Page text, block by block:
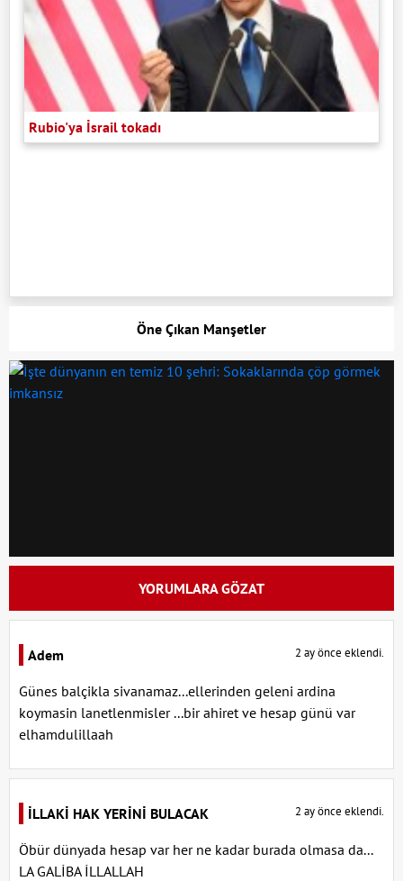
Rubio'ya İsrail tokadı
Öne Çıkan Manşetler
YORUMLARA GÖZAT
Adem 2 ay önce eklendi.
Günes balçikla sivanamaz...ellerinden geleni ardina
koymasin lanetlenmisler ...bir ahiret ve hesap günü var
elhamdulillaah
İLLAKİ HAK YERİNİ BULACAK 2 ay önce eklendi.
Öbür dünyada hesap var her ne kadar burada olmasa da...
LA GALİBA İLLALLAH